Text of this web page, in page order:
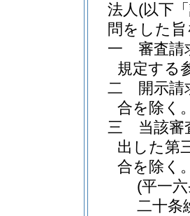
法人(以下
問をした
一
審査請
規定する
二
開示請
合を除く
三
当該
出した第
合を除く
(平一
二十条